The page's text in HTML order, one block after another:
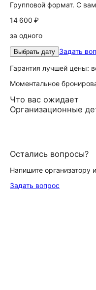
Групповой формат. С
14 600 ₽
за одного
Выбрать дату Задать
Гарантия лучшей цены:
Моментальное
Что вас ожидает
Организационные
Остались вопросы?
Напишите организатору
Задать вопрос